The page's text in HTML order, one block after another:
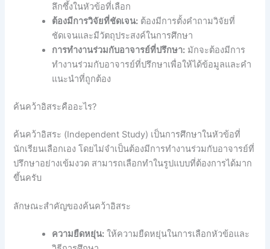
ลึกซึ้งในหัวข้อที่เลือก
ต้องมีการวิจัยที่ชัดเจน: ต้องมีการตั้งคำถามวิจัยที่
ชัดเจนและมีวัตถุประสงค์ในการศึกษา
การทำงานร่วมกับอาจารย์ที่ปรึกษา: มักจะต้องมีการ
ทำงานร่วมกับอาจารย์ที่ปรึกษาเพื่อให้ได้ข้อมูลและคำ
แนะนำที่ถูกต้อง
ค้นคว้าอิสระคืออะไร?
ค้นคว้าอิสระ (Independent Study) เป็นการศึกษาในหัวข้อที่
นักเรียนเลือกเอง โดยไม่จำเป็นต้องมีการทำงานร่วมกับอาจารย์ที่
ปรึกษาอย่างเข้มงวด สามารถเลือกทำในรูปแบบที่ต้องการได้มาก
ขึ้นครับ
ลักษณะสำคัญของค้นคว้าอิสระ
ความยืดหยุ่น: ให้ความยืดหยุ่นในการเลือกหัวข้อและ